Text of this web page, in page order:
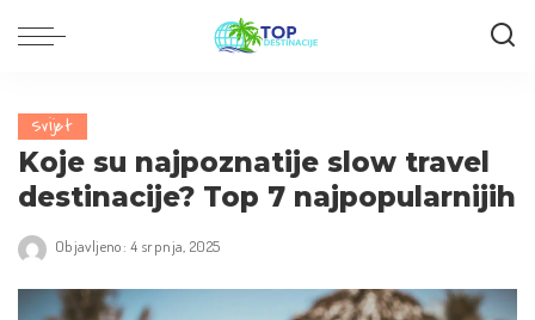
Svijet
Koje su najpoznatije slow travel
destinacije? Top 7 najpopularnijih
Objavljeno: 4 srpnja, 2025